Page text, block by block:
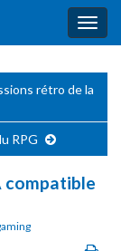
rétro de la
RPG
compatible